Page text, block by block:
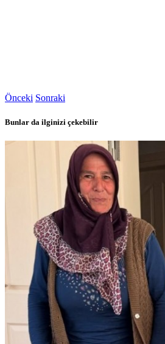
Önceki Sonraki
Bunlar da ilginizi çekebilir